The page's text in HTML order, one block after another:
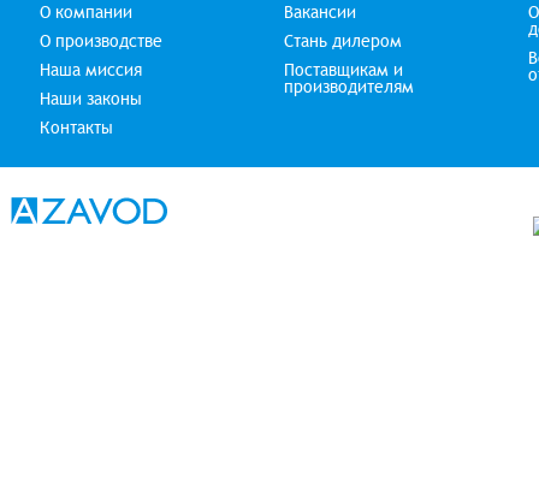
О компании
О производстве
Наша миссия
Наши законы
Контакты
Вакансии
Стань дилером
Поставщикам и
производителям